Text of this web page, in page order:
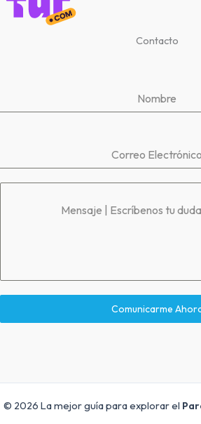
Contacto
Nombre
Correo Electrónico
Mensaje | Escríbenos tu
Comunicarme
© 2026 La mejor guía para explorar el